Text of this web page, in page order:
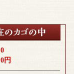
0
0円